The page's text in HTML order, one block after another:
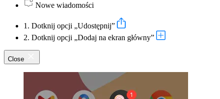
Nowe wiadomości
1. Dotknij opcji „Udostępnij”
2. Dotknij opcji „Dodaj na ekran główny”
Close